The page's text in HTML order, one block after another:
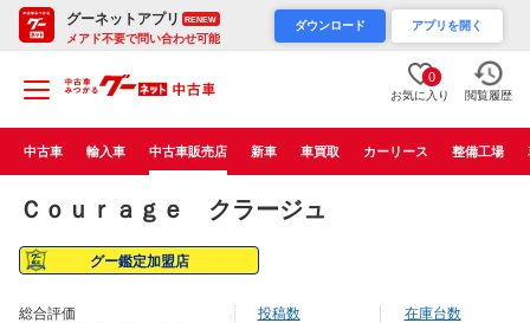
グーネットアプリ RENEW
メアド不要で問い合わせ可能
ダウンロード アプリを開く
0
お気に入り 閲覧履歴
中古車 輸入車 中古車販売店 新車 車買取 カーリース 整備工場
Ｃｏｕｒａｇｅ クラージュ
グー鑑定加盟店
総合評価 投稿数 在庫台数